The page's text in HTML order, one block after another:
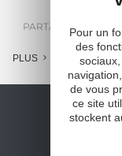
PARTAGER :
PLUS
Pour un
des
de vous
ce site
stockent